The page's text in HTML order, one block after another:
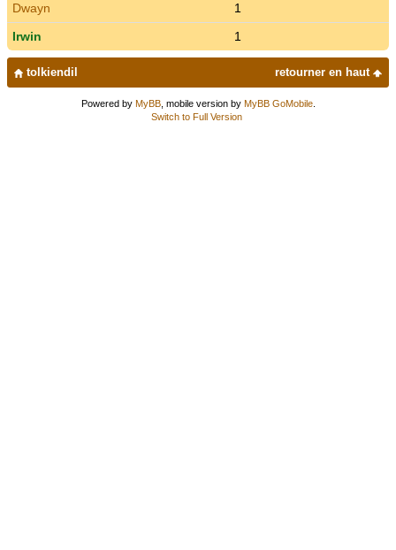
Dwayn
1
Irwin
1
retourner en haut
tolkiendil
Powered by MyBB, mobile version by MyBB GoMobile.
Switch to Full Version